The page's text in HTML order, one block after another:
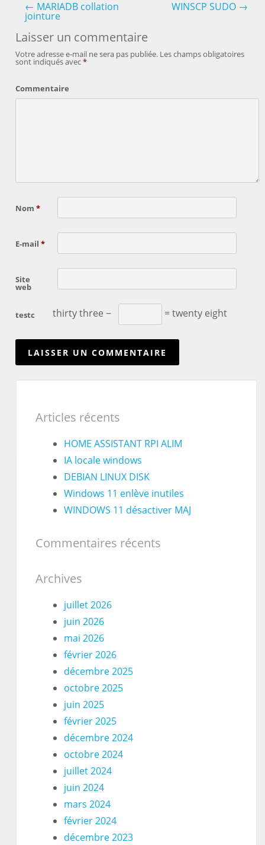
Post navigation
← MARIADB collation
jointure
WINSCP SUDO →
Laisser un commentaire
Votre adresse e-mail ne sera pas publiée. Les champs obligatoires
sont indiqués avec*
Commentaire
Nom*
E-mail*
Site
web
testc thirty three − = twenty eight
Articles récents
HOME ASSISTANT RPI ALIM
IA locale windows
DEBIAN LINUX DISK
Windows 11 enlève inutiles
WINDOWS 11 désactiver MAJ
Commentaires récents
Archives
juillet 2026
juin 2026
mai 2026
février 2026
décembre 2025
octobre 2025
juin 2025
février 2025
décembre 2024
octobre 2024
juillet 2024
juin 2024
mars 2024
février 2024
décembre 2023